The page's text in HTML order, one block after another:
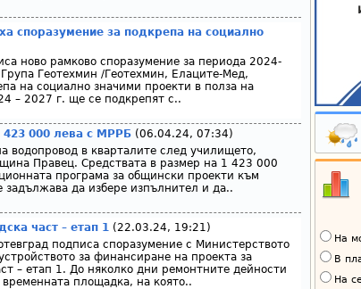
споразумение за подкрепа на социално
ново рамково споразумение за периода 2024-
Геотехмин /Геотехмин, Елаците-Мед,
на социално значими проекти в полза на
– 2027 г. ще се подкрепят с..
423 000 лева с МРРБ(06.04.24, 07:34)
водопровод в кварталите след училището,
Правец. Средствата в размер на 1 423 000
програма за общински проекти към
да избере изпълнител и да..
част – етап 1(22.03.24, 19:21)
подписа споразумение с Министерството
за финансиране на проекта за
– етап 1. До няколко дни ремонтните дейности
площадка, на която..
На
В
На